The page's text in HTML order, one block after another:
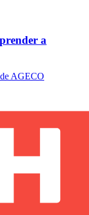
a
AGECO